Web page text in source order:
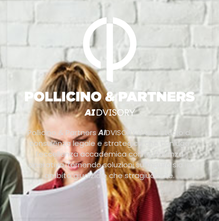
Pollicino & PartnersAIDVISORY è uno studio di
consulenza legale e strategica che coniuga
l’eccellenza accademica con l’efficienza
operativa, fornendo soluzioni su misura sia in
ambito giudiziale che stragiudiziale.